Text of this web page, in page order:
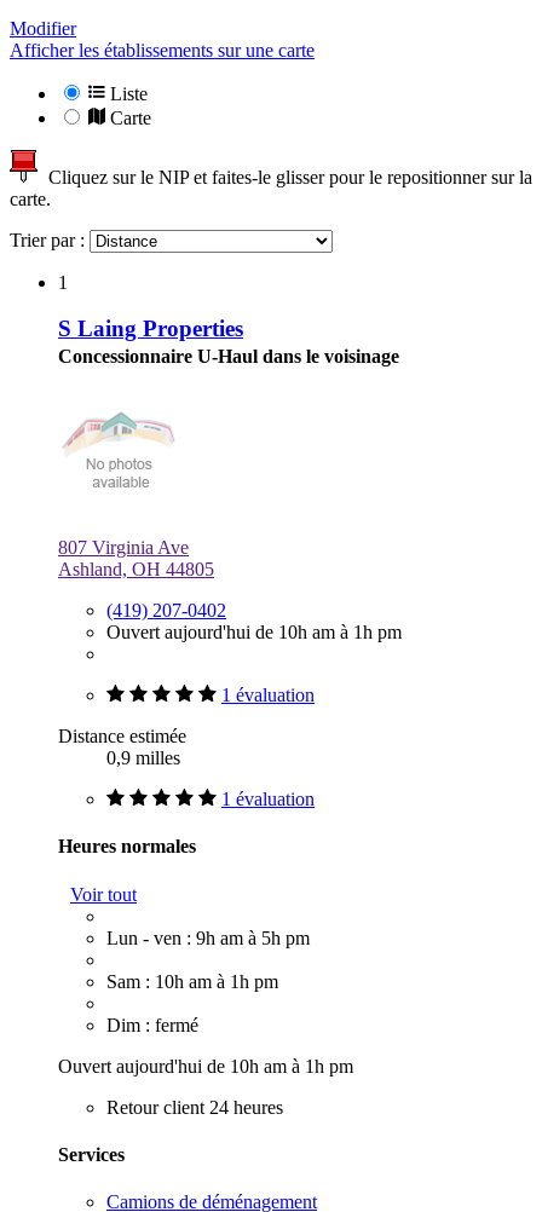
Modifier
Afficher les établissements sur une carte
Liste
Carte
Cliquez sur le NIP et faites-le glisser pour le repositionner sur la
carte.
Trier par :
1
S Laing Properties
Concessionnaire U-Haul dans le voisinage
807 Virginia Ave
Ashland, OH 44805
(419) 207-0402
Ouvert aujourd'hui de 10h am à 1h pm
1 évaluation
Distance estimée
0,9 milles
1 évaluation
Heures normales
Voir tout
Lun - ven : 9h am à 5h pm
Sam : 10h am à 1h pm
Dim : fermé
Ouvert aujourd'hui de 10h am à 1h pm
Retour client 24 heures
Services
Camions de déménagement